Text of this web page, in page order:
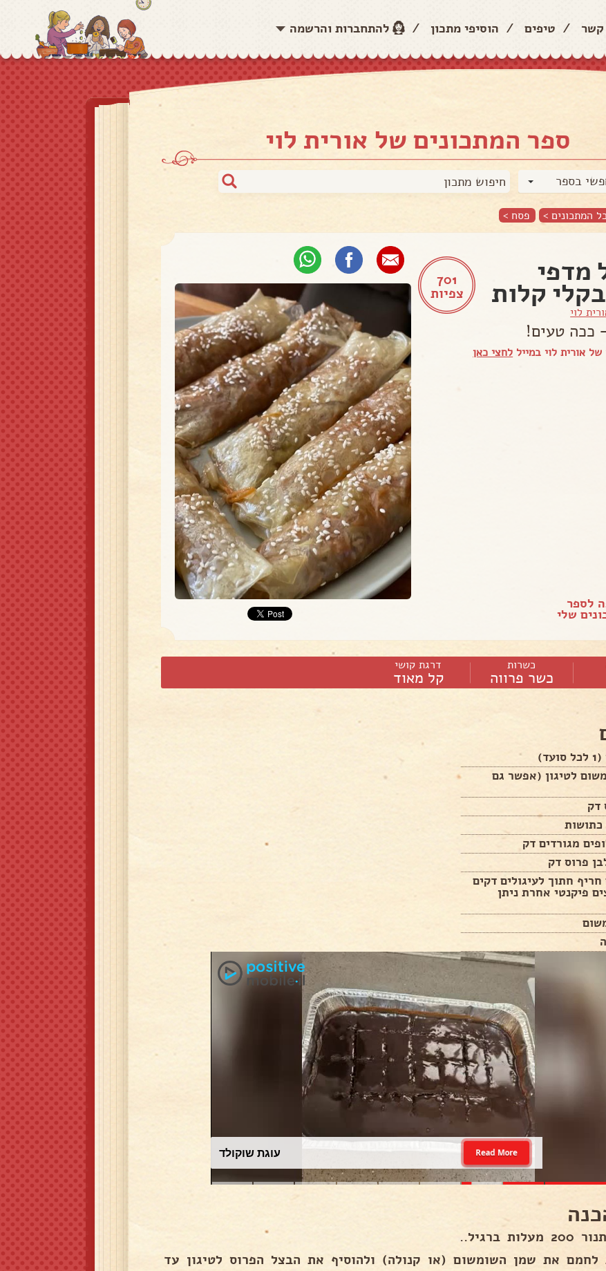
קשר / טיפים / הוסיפי מתכון / להתחברות והרשמה
ספר המתכונים של אורית לוי
בספר
המתכונים > פסח >
701
צפיות
מדפי
קלות
לוי
ככה טעים!
אורית לוי במייל לחצי כאן
לספר
שלי
כשרות
כשר פרווה
דרגת קושי
קל מאוד
לטיגון (אפשר גם
פרוס דק
חתוך לעיגולים דקים
פיקנטי אחרת ניתן
עוגת שוקולד Read More
ברגיל..
את שמן השומשום (או קנולה) ולהוסיף את הבצל הפרוס לטיגון עד